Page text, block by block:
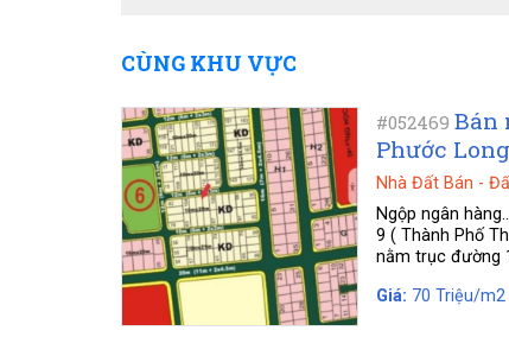
CÙNG KHU VỰC
#052469 Bán
Phước
Nhà Đất Bán -
Ngộp ngân
9 ( Thành Phố
nằm trục đường
Giá: 70 Triệu/m2